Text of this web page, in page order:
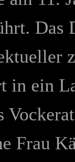
Das
in ein
Frau